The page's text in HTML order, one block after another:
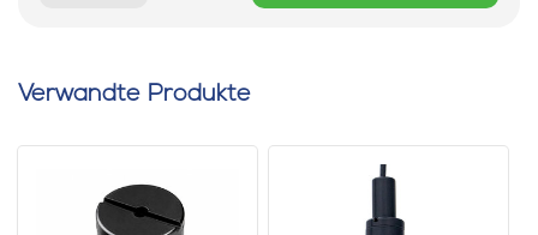
Verwandte Produkte